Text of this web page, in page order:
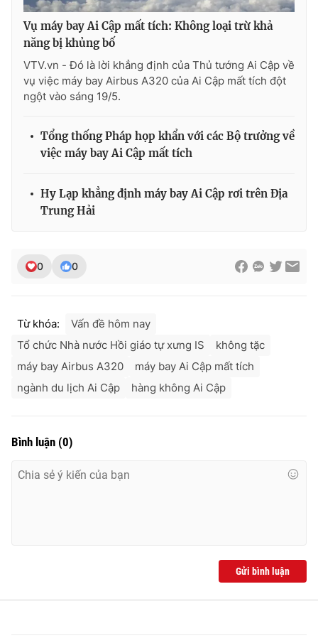
THỜI BÁO VTV
Theo dõi báo trên
Cơ quan báo chí:Thời báo VTV
Giấy phép hoạt động báo in và báo điện tử số 483/GP-BTTTT
Tổng Biên tập:
Phó Tổng Biên tập:
Nguyễn Thị Mỹ Hạnh, Phạm Quốc Thắng,
Ðiện thoại Thời báo VTV:024.66 897 897
Email:toasoan@vtv.vn
Liên hệ quảng cáo:024-7300.7108
® Cấm sao chép dưới mọi hình thức nếu không có sự chấp
thuận bằng văn bản. Ghi rõ nguồn VTV.vn khi phát hành lại
Vụ máy bay Ai Cập mất tích: Không loại trừ khả
năng bị khủng bố
VTV.vn - Đó là lời khẳng định của Thủ tướng Ai Cập về
vụ việc máy bay Airbus A320 của Ai Cập mất tích đột
ngột vào sáng 19/5.
Tổng thống Pháp họp khẩn với các Bộ trưởng về
việc máy bay Ai Cập mất tích
Hy Lạp khẳng định máy bay Ai Cập rơi trên Địa
Trung Hải
0 0
Từ khóa:
Vấn đề hôm nay
Tổ chức Nhà nước Hồi giáo tự xưng IS
không tặc
máy bay Airbus A320
máy bay Ai Cập mất tích
ngành du lịch Ai Cập
hàng không Ai Cập
Bình luận (0)
Gửi bình luận